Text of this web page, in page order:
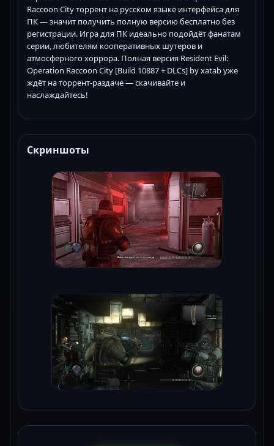
Raccoon City торрент на русском языке интерфейса для
ПК — значит получить полную версию бесплатно без
регистрации. Игра для ПК идеально подойдёт фанатам
серии, любителям кооперативных шутеров и
атмосферного хоррора. Полная версия Resident Evil:
Operation Raccoon City [Build 10887 + DLCs] by xatab уже
ждёт на торрент-раздаче — скачивайте и
наслаждайтесь!
Скриншоты